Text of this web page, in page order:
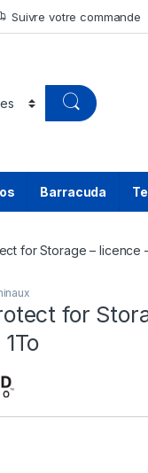
Suivre votre commande
Barracuda
for Storage – licence
for